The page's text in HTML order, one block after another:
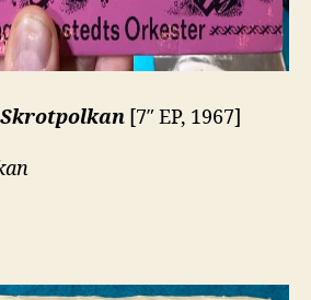
Skrotpolkan [7″ EP, 1967]